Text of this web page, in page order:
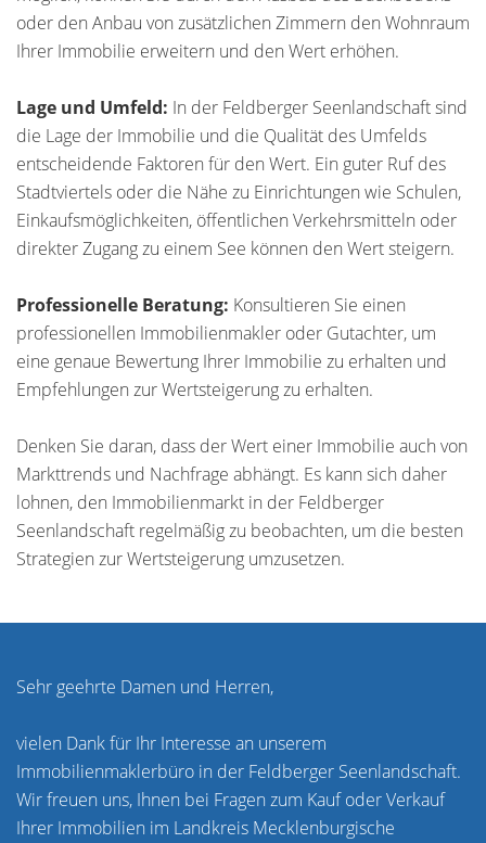
oder den Anbau von zusätzlichen Zimmern den Wohnraum
Ihrer Immobilie erweitern und den Wert erhöhen.
Lage und Umfeld: In der Feldberger Seenlandschaft sind
die Lage der Immobilie und die Qualität des Umfelds
entscheidende Faktoren für den Wert. Ein guter Ruf des
Stadtviertels oder die Nähe zu Einrichtungen wie Schulen,
Einkaufsmöglichkeiten, öffentlichen Verkehrsmitteln oder
direkter Zugang zu einem See können den Wert steigern.
Professionelle Beratung: Konsultieren Sie einen
professionellen Immobilienmakler oder Gutachter, um
eine genaue Bewertung Ihrer Immobilie zu erhalten und
Empfehlungen zur Wertsteigerung zu erhalten.
Denken Sie daran, dass der Wert einer Immobilie auch von
Markttrends und Nachfrage abhängt. Es kann sich daher
lohnen, den Immobilienmarkt in der Feldberger
Seenlandschaft regelmäßig zu beobachten, um die besten
Strategien zur Wertsteigerung umzusetzen.
Sehr geehrte Damen und Herren,
vielen Dank für Ihr Interesse an unserem
Immobilienmaklerbüro in der Feldberger Seenlandschaft.
Wir freuen uns, Ihnen bei Fragen zum Kauf oder Verkauf
Ihrer Immobilien im Landkreis Mecklenburgische